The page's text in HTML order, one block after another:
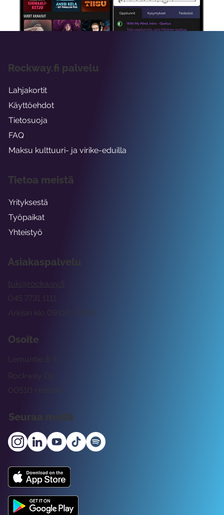
viikon ajaksi.
Asiakaspalvelu
tuki@rockway.fi
Arkisin klo 09:00 -15:00
045 7731 1111
Osoite
Rockway Oy
Lemuntie 3-5
00510 Helsinki
Seuraa meitä
Rockway.fi palvelu
Lahjakortit
Käyttöehdot
Tietosuoja
FAQ
Maksu kulttuuri- ja virike-eduilla
Tietoa meistä
Yrityksestä
Työpaikat
Yhteistyö